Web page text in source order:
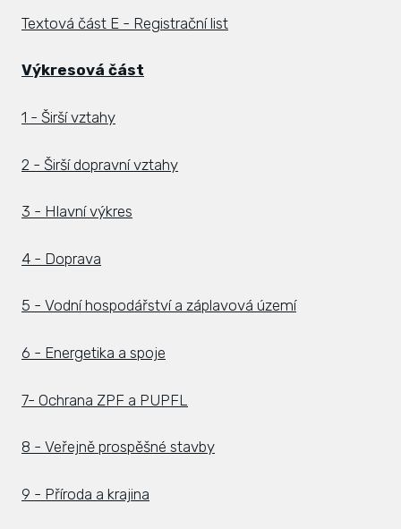
Textová část E - Registrační list
Výkresová část
1 - Širší vztahy
2 - Širší dopravní vztahy
3 - Hlavní výkres
4 - Doprava
5 - Vodní hospodářství a záplavová území
6 - Energetika a spoje
7- Ochrana ZPF a PUPFL
8 - Veřejně prospěšné stavby
9 - Příroda a krajina